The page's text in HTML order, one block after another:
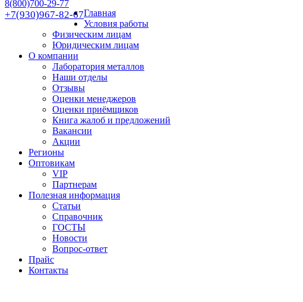
8(800)700-29-77
+7(930)967-82-67Главная
Условия работы
Физическим лицам
Юридическим лицам
О компании
Лаборатория металлов
Наши отделы
Отзывы
Оценки менеджеров
Оценки приёмщиков
Книга жалоб и предложений
Вакансии
Акции
Регионы
Оптовикам
VIP
Партнерам
Полезная информация
Статьи
Справочник
ГОСТЫ
Новости
Вопрос-ответ
Прайс
Контакты